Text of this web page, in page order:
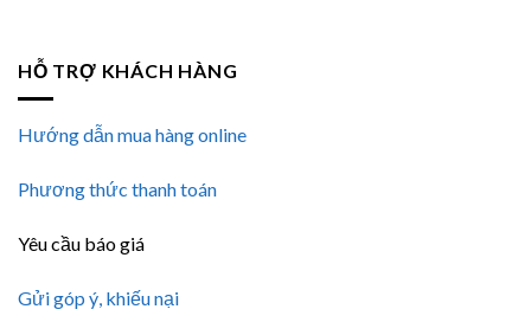
HỖ TRỢ KHÁCH HÀNG
Hướng dẫn mua hàng online
Phương thức thanh toán
Yêu cầu báo giá
Gửi góp ý, khiếu nại